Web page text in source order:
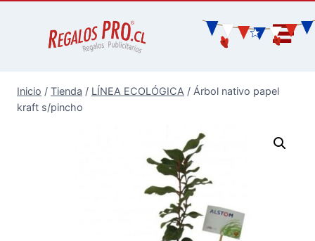
Inicio / Tienda / LÍNEA ECOLÓGICA / Árbol nativo papel
kraft s/pincho